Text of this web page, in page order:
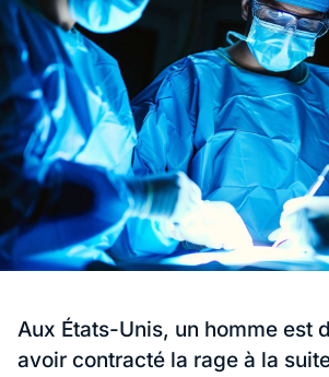
Aux États-Unis, un homme est
avoir contracté la rage à la